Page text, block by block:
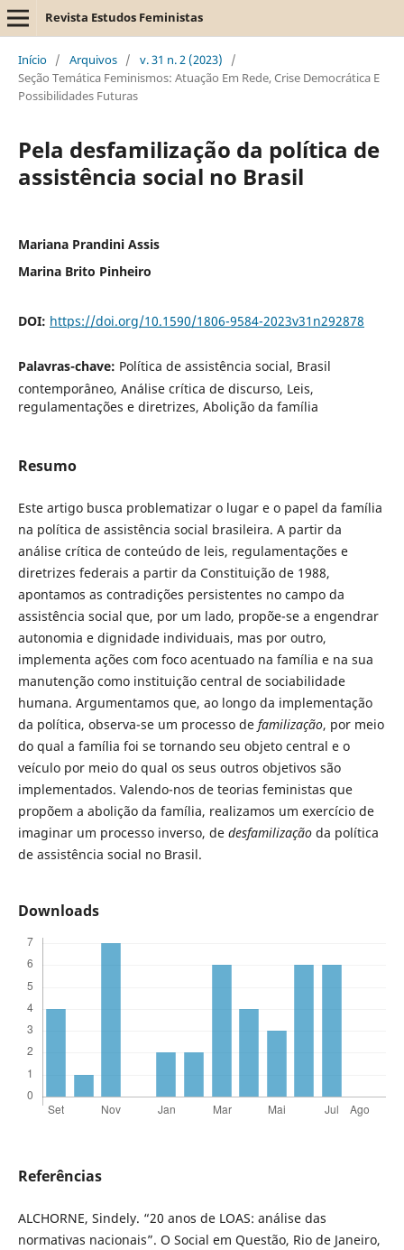
Revista Estudos Feministas
Início / Arquivos / v. 31 n. 2 (2023)
/
Seção Temática Feminismos: Atuação Em Rede, Crise Democrática E
Possibilidades Futuras
Pela desfamilização da política de
assistência social no Brasil
Mariana Prandini Assis
Marina Brito Pinheiro
DOI: https://doi.org/10.1590/1806-9584-2023v31n292878
Palavras-chave: Política de assistência social, Brasil
contemporâneo, Análise crítica de discurso, Leis,
regulamentações e diretrizes, Abolição da família
Resumo
Este artigo busca problematizar o lugar e o papel da família
na política de assistência social brasileira. A partir da
análise crítica de conteúdo de leis, regulamentações e
diretrizes federais a partir da Constituição de 1988,
apontamos as contradições persistentes no campo da
assistência social que, por um lado, propõe-se a engendrar
autonomia e dignidade individuais, mas por outro,
implementa ações com foco acentuado na família e na sua
manutenção como instituição central de sociabilidade
humana. Argumentamos que, ao longo da implementação
da política, observa-se um processo de familização, por meio
do qual a família foi se tornando seu objeto central e o
veículo por meio do qual os seus outros objetivos são
implementados. Valendo-nos de teorias feministas que
propõem a abolição da família, realizamos um exercício de
imaginar um processo inverso, de desfamilizaçãoda política
de assistência social no Brasil.
Downloads
Referências
ALCHORNE, Sindely. “20 anos de LOAS: análise das
normativas nacionais”. O Social em Questão, Rio de Janeiro,